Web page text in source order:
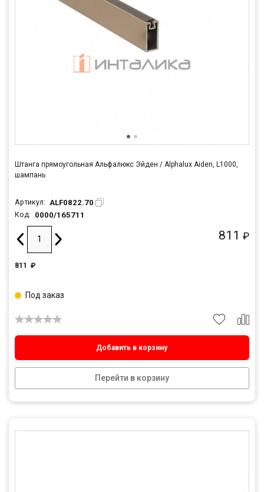
Штанга прямоугольная Альфалюкс Эйден / Alphalux Aiden, L1000,
шампань
Артикул: ALF0822.70
Код: 0000/165711
811 ₽
811 ₽
Добавить в корзину
Перейти в корзину
Под заказ